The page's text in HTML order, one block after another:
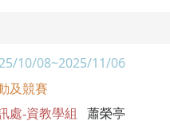
10/08~2025/11/06
及競賽
處-資教學組 蕭榮亭